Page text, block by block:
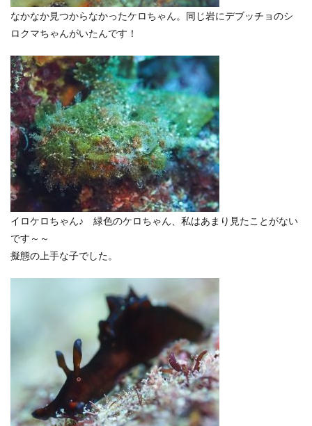
なかなか見つからなかったケロちゃん。同じ岩にデブッチョのシ
ロクマちゃんがいたんです！
イロケロちゃん♪ 緑色のケロちゃん、私はあまり見たことがない
です～～
擬態の上手な子でした。